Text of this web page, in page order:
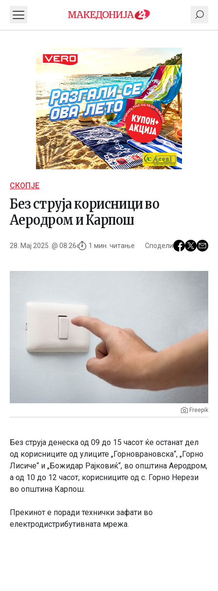
СКОПЈЕ
Без струја корисници во
Аеродром и Карпош
28. Мај 2025. @ 08:26 1 мин. читање Сподели
Freepik
Без струја денеска од 09 до 15 часот ќе останат дел
од корисниците од улиците „Горноврановска“, „Горно
Лисиче“ и „Божидар Рајковиќ“, во општина Аеродром,
а од 10 до 12 часот, корисниците од с. Горно Нерези
во општина Карпош.
Прекинот е поради технички зафати во
електродистрибутивната мрежа.